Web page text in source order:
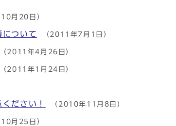
月20日）
について （2011年7月1日）
（2011年4月26日）
（2011年1月24日）
ださい！ （2010年11月8日）
月25日）